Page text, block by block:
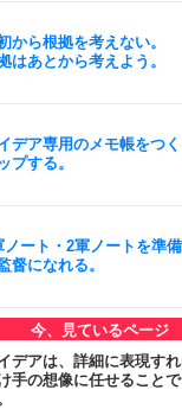
から根拠を考えない。
はあとから考えよう。
デア専用のメモ帳をつ
プする。
ノート・2軍ノートを準
督になれる。
デアは、詳細に表現す
手の想像に任せること